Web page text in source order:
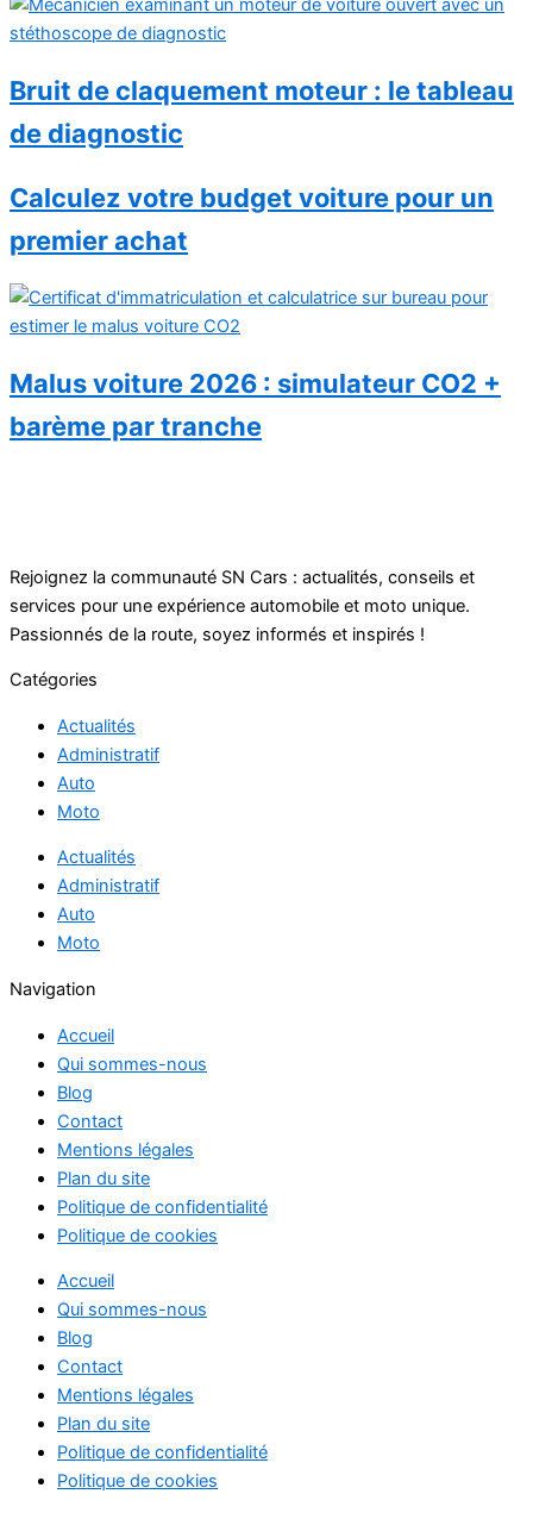
Bruit de claquement moteur : le tableau
de diagnostic
Calculez votre budget voiture pour un
premier achat
Malus voiture 2026 : simulateur CO2 +
barème par tranche
Rejoignez la communauté SN Cars : actualités, conseils et
services pour une expérience automobile et moto unique.
Passionnés de la route, soyez informés et inspirés !
Catégories
Actualités
Administratif
Auto
Moto
Actualités
Administratif
Auto
Moto
Navigation
Accueil
Qui sommes-nous
Blog
Contact
Mentions légales
Plan du site
Politique de confidentialité
Politique de cookies
Accueil
Qui sommes-nous
Blog
Contact
Mentions légales
Plan du site
Politique de confidentialité
Politique de cookies